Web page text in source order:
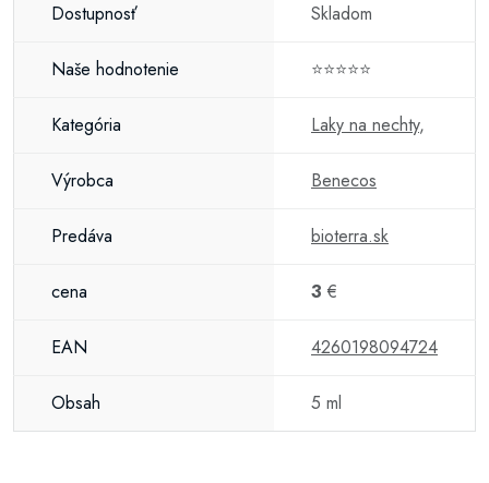
Dostupnosť Skladom
Naše hodnotenie ⭐⭐⭐⭐⭐
Kategória Laky na nechty,
Výrobca Benecos
Predáva bioterra.sk
cena 3 €
EAN 4260198094724
Obsah 5 ml